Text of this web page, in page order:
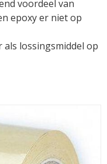
voordeel van
epoxy er niet op
lossingsmiddel op